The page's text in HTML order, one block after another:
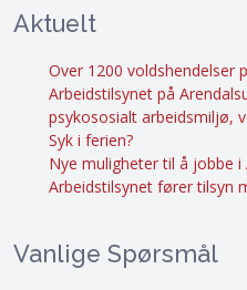
Aktuelt
Over 1200 voldshendelser
Arbeidstilsynet på
psykososialt arbeidsmiljø,
Syk i ferien?
Nye muligheter til å jobbe i
Arbeidstilsynet fører tilsyn
Vanlige Spørsmål